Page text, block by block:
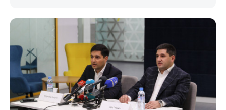
категорий: Nickel, Bronze, Silver, Platinum.